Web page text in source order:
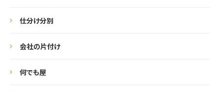
仕分け分別
会社の片付け
何でも屋